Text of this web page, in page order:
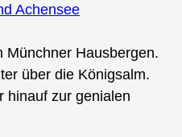
Achensee
Münchner Hausbergen.
über die Königsalm.
hinauf zur genialen